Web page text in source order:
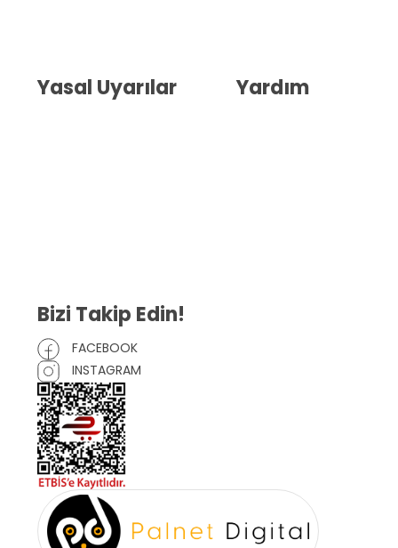
Yasal Uyarılar Yardım
Bizi Takip Edin!
FACEBOOK
INSTAGRAM